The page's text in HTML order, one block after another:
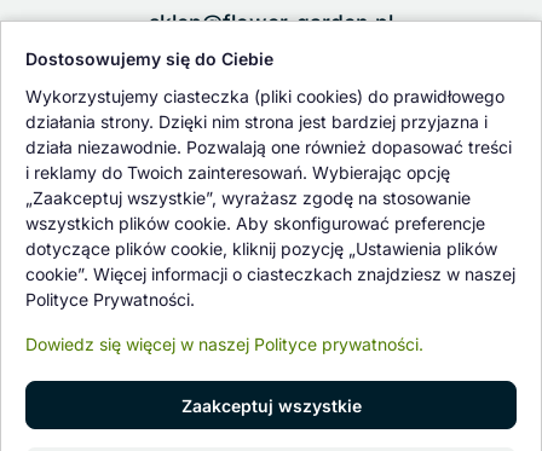
sklep@flower-garden.pl
Oferowane przez nas rośliny i nasiona podlegają regularnej ścisłej
kontroli jakości oraz kontroli zdrowotnej przeprowadzanej przez
wykwalifikowane osoby z Państwowej Inspekcji Ochrony Roślin i
Nasiennictwa.
© 1997 - 2026 flower-garden.pl | Wszelkie prawa zastrzeżone.
Dostosowujemy się do Ciebie
Wykorzystujemy ciasteczka (pliki cookies) do prawidłowego
działania strony. Dzięki nim strona jest bardziej przyjazna i
działa niezawodnie. Pozwalają one również dopasować treści
i reklamy do Twoich zainteresowań. Wybierając opcję
„Zaakceptuj wszystkie”, wyrażasz zgodę na stosowanie
wszystkich plików cookie. Aby skonfigurować preferencje
dotyczące plików cookie, kliknij pozycję „Ustawienia plików
cookie”. Więcej informacji o ciasteczkach znajdziesz w naszej
Polityce Prywatności.
Dowiedz się więcej w naszej Polityce prywatności.
Zaakceptuj wszystkie